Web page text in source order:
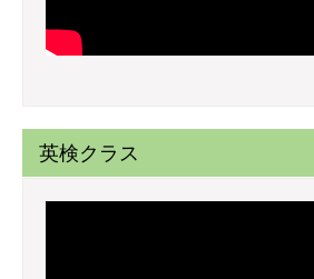
英検クラス